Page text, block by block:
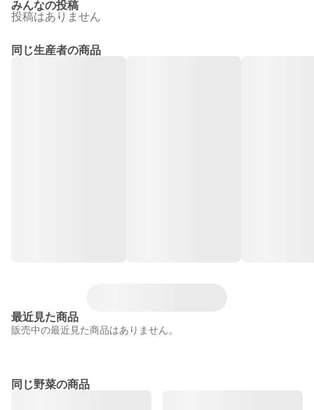
みんなの投稿
投稿はありません
同じ生産者の商品
最近見た商品
販売中の最近見た商品はありません。
同じ野菜の商品